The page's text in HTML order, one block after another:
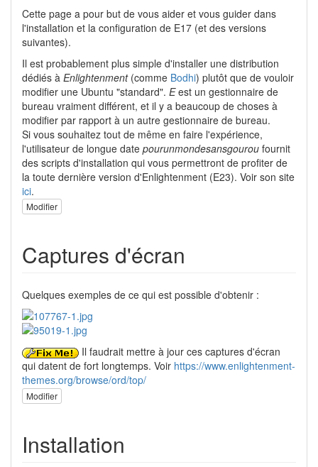
Cette page a pour but de vous aider et vous guider dans
l'installation et la configuration de E17 (et des versions
suivantes).
Il est probablement plus simple d'installer une distribution
dédiés à Enlightenment(comme Bodhi) plutôt que de vouloir
modifier une Ubuntu "standard". Eest un gestionnaire de
bureau vraiment différent, et il y a beaucoup de choses à
modifier par rapport à un autre gestionnaire de bureau.
Si vous souhaitez tout de même en faire l'expérience,
l'utilisateur de longue date pourunmondesansgourou fournit
des scripts d'installation qui vous permettront de profiter de
la toute dernière version d'Enlightenment (E23). Voir son site
ici.
Modifier
Captures d'écran
Quelques exemples de ce qui est possible d'obtenir :
Il faudrait mettre à jour ces captures d'écran
qui datent de fort longtemps. Voir https://www.enlightenment-
themes.org/browse/ord/top/
Modifier
Installation